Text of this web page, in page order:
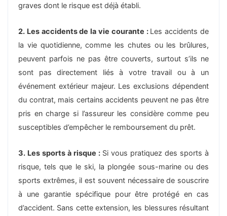
graves dont le risque est déjà établi.
2. Les accidents de la vie courante : Les accidents de
la vie quotidienne, comme les chutes ou les brûlures,
peuvent parfois ne pas être couverts, surtout s’ils ne
sont pas directement liés à votre travail ou à un
événement extérieur majeur. Les exclusions dépendent
du contrat, mais certains accidents peuvent ne pas être
pris en charge si l’assureur les considère comme peu
susceptibles d’empêcher le remboursement du prêt.
3. Les sports à risque : Si vous pratiquez des sports à
risque, tels que le ski, la plongée sous-marine ou des
sports extrêmes, il est souvent nécessaire de souscrire
à une garantie spécifique pour être protégé en cas
d’accident. Sans cette extension, les blessures résultant